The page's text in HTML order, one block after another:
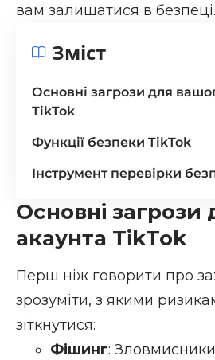
вам залишатися в безпеці.
Зміст
Основні загрози для
TikTok
Функції безпеки TikTok
Інструмент перевірки
Основні загрози
акаунта TikTok
Перш ніж говорити про
зрозуміти, з якими
зіткнутися:
Фішинг: